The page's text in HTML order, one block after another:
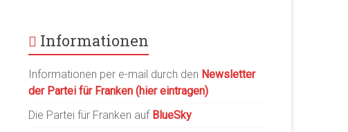
Informationen
Informationen per e-mail durch den Newsletter
der Partei für Franken (hier eintragen)
Die Partei für Franken auf BlueSky